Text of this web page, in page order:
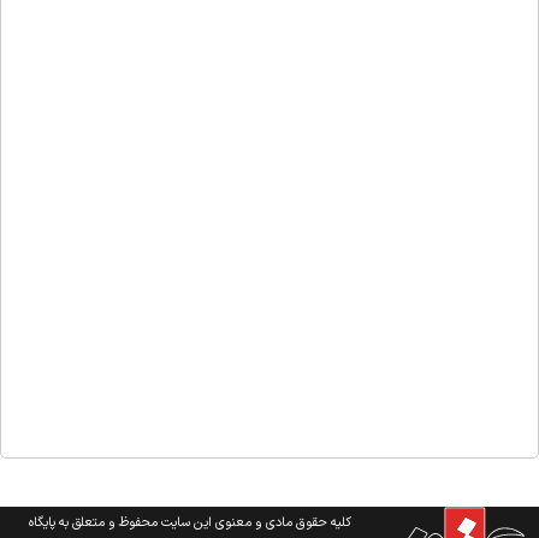
کلیه حقوق مادی و معنوی این سایت محفوظ و متعلق به پایگاه